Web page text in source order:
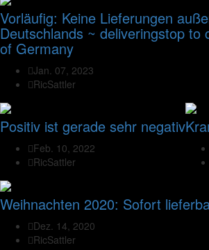
Vorläufig: Keine Lieferungen
Deutschlands ~ deliveringstop to
of Germany
Jan. 07, 2023
RicSattler
Positiv ist gerade sehr negativ
Feb. 10, 2022
RicSattler
Weihnachten 2020: Sofort
Dez. 14, 2020
RicSattler